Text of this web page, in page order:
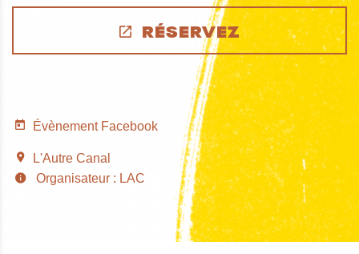
RÉSERVEZ
Évènement Facebook
L'Autre Canal
Organisateur : LAC